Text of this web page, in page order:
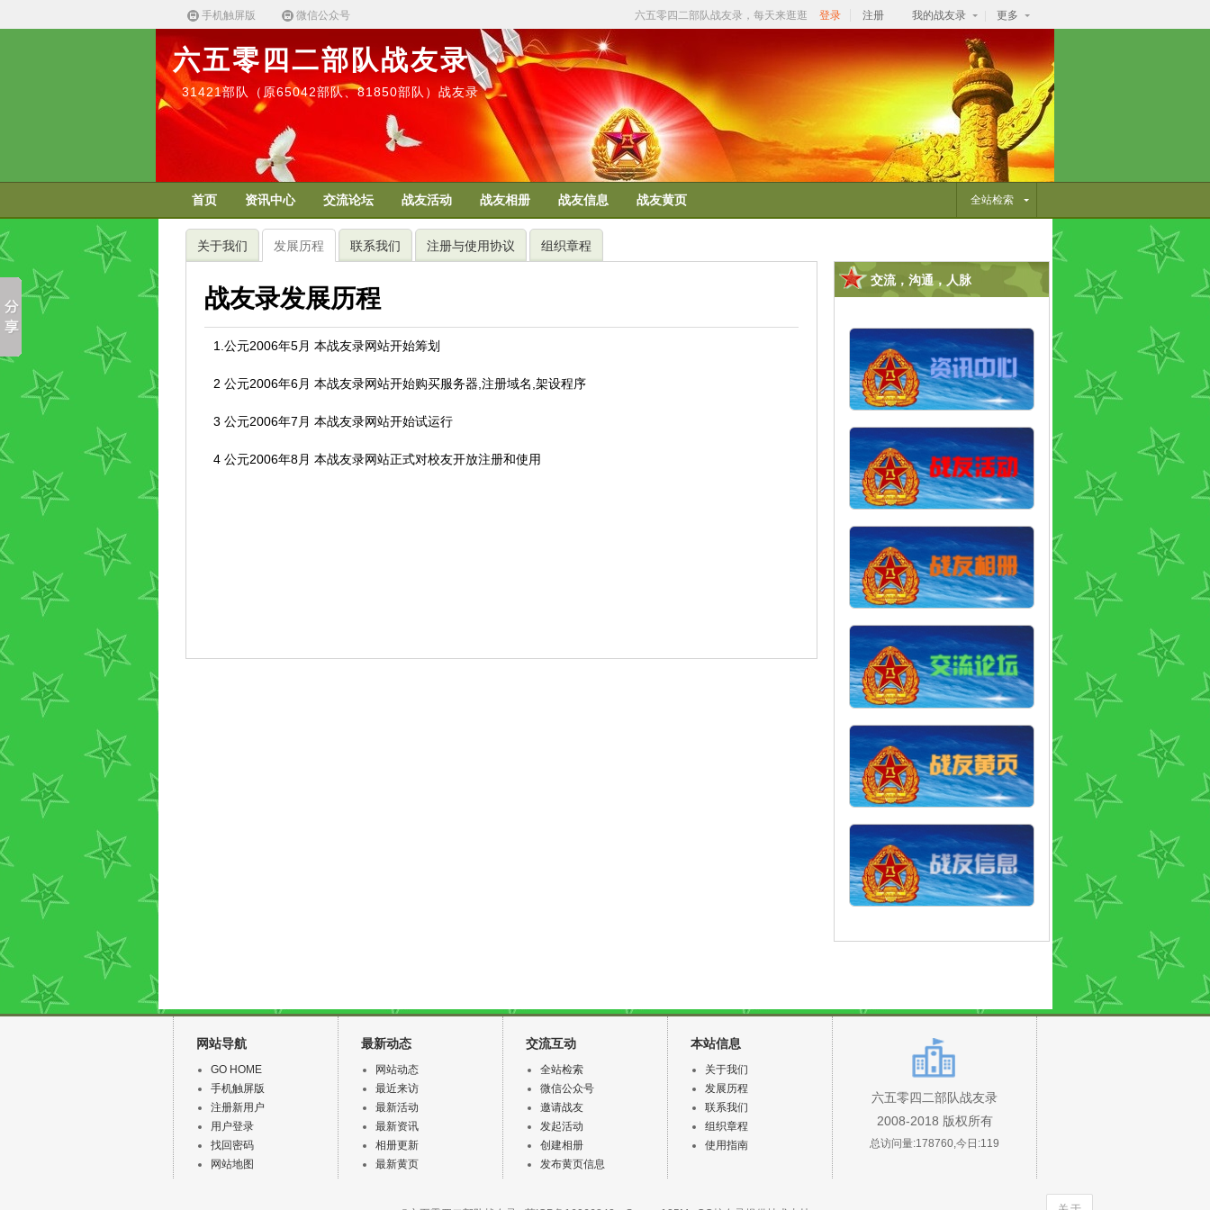
手机触屏版 微信公众号 六五零四二部队战友录，每天来逛逛 登录 注册 我的战友录 更多
六五零四二部队战友录
31421部队（原65042部队、81850部队）战友录
首页 资讯中心 交流论坛 战友活动 战友相册 战友信息 战友黄页 全站检索
关于我们 发展历程 联系我们 注册与使用协议 组织章程
战友录发展历程
1.公元2006年5月 本战友录网站开始筹划
2 公元2006年6月 本战友录网站开始购买服务器,注册域名,架设程序
3 公元2006年7月 本战友录网站开始试运行
4 公元2006年8月 本战友录网站正式对校友开放注册和使用
交流，沟通，人脉
网站导航
GO HOME
手机触屏版
注册新用户
用户登录
找回密码
网站地图
最新动态
网站动态
最近来访
最新活动
最新资讯
相册更新
最新黄页
交流互动
全站检索
微信公众号
邀请战友
发起活动
创建相册
发布黄页信息
本站信息
关于我们
发展历程
联系我们
组织章程
使用指南
六五零四二部队战友录
2008-2018 版权所有
总访问量:178760,今日:119